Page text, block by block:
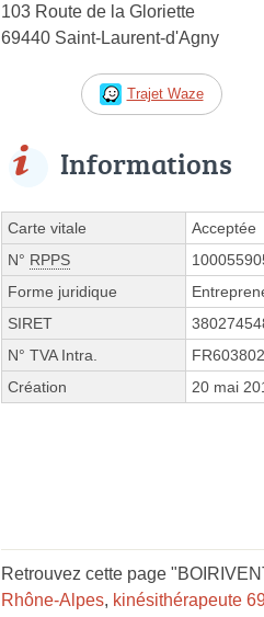
103 Route de la Gloriette
69440 Saint-Laurent-d'Agny
Trajet Waze
Informations
Carte vitale
Acceptée
N° RPPS
Forme juridique
SIRET
N° TVA Intra.
Création
20 mai
Retrouvez cette page
Rhône-Alpes, kinésithérapeute